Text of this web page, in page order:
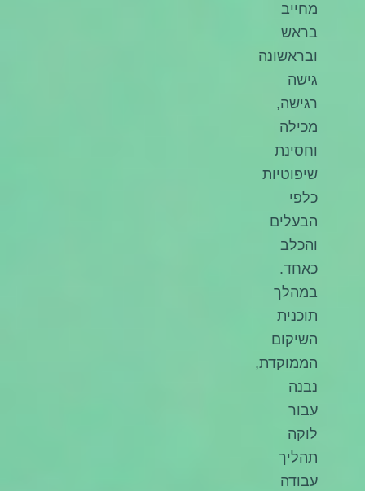
מחייב
בראש
ובראשונה
גישה
רגישה,
מכילה
וחסינת
שיפוטיות
כלפי
הבעלים
והכלב
כאחד.
במהלך
תוכנית
השיקום
הממוקדת,
נבנה
עבור
לוקה
תהליך
עבודה